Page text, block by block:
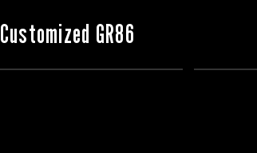
Customized GR86